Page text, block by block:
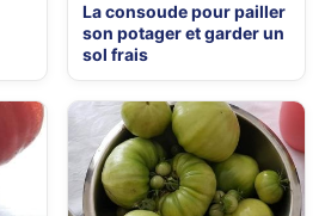
La consoude pour pailler
son potager et garder un
sol frais